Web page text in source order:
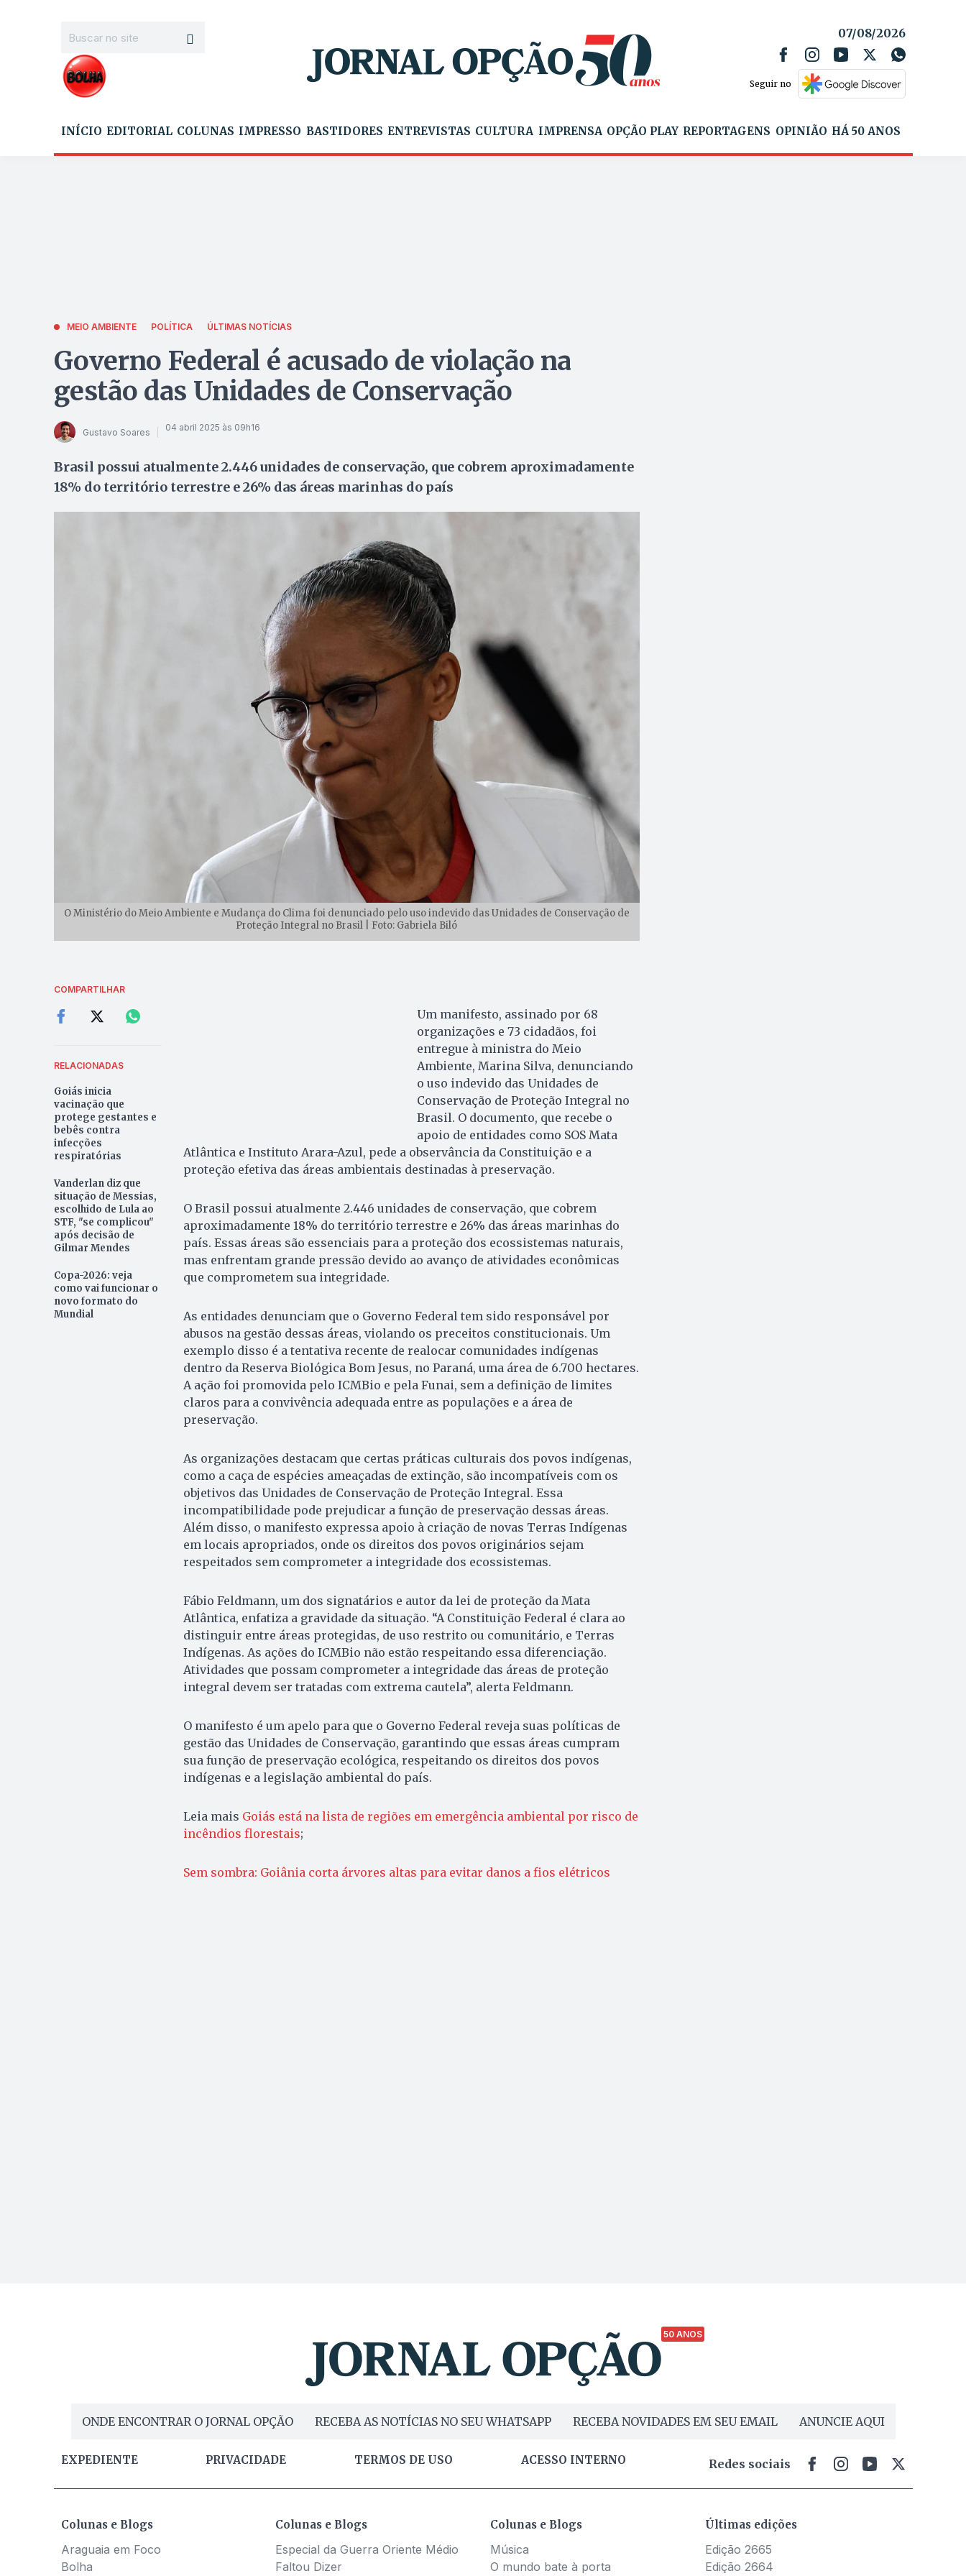
07/08/2026
Seguir no
INÍCIO EDITORIAL COLUNAS IMPRESSO BASTIDORES ENTREVISTAS CULTURA IMPRENSA OPÇÃO PLAY REPORTAGENS OPINIÃO HÁ 50 ANOS
MEIO AMBIENTE POLÍTICA ÚLTIMAS NOTÍCIAS
Governo Federal é acusado de violação na
gestão das Unidades de Conservação
Gustavo Soares 04 abril 2025 às 09h16
Brasil possui atualmente 2.446 unidades de conservação, que cobrem aproximadamente
18% do território terrestre e 26% das áreas marinhas do país
O Ministério do Meio Ambiente e Mudança do Clima foi denunciado pelo uso indevido das Unidades de Conservação de
Proteção Integral no Brasil | Foto: Gabriela Biló
COMPARTILHAR
RELACIONADAS
Goiás inicia
vacinação que
protege gestantes e
bebês contra
infecções
respiratórias
Vanderlan diz que
situação de Messias,
escolhido de Lula ao
STF, "se complicou"
após decisão de
Gilmar Mendes
Copa-2026: veja
como vai funcionar o
novo formato do
Mundial
Um manifesto, assinado por 68
organizações e 73 cidadãos, foi
entregue à ministra do Meio
Ambiente, Marina Silva, denunciando
o uso indevido das Unidades de
Conservação de Proteção Integral no
Brasil. O documento, que recebe o
apoio de entidades como SOS Mata
Atlântica e Instituto Arara-Azul, pede a observância da Constituição e a
proteção efetiva das áreas ambientais destinadas à preservação.
O Brasil possui atualmente 2.446 unidades de conservação, que cobrem
aproximadamente 18% do território terrestre e 26% das áreas marinhas do
país. Essas áreas são essenciais para a proteção dos ecossistemas naturais,
mas enfrentam grande pressão devido ao avanço de atividades econômicas
que comprometem sua integridade.
As entidades denunciam que o Governo Federal tem sido responsável por
abusos na gestão dessas áreas, violando os preceitos constitucionais. Um
exemplo disso é a tentativa recente de realocar comunidades indígenas
dentro da Reserva Biológica Bom Jesus, no Paraná, uma área de 6.700 hectares.
A ação foi promovida pelo ICMBio e pela Funai, sem a definição de limites
claros para a convivência adequada entre as populações e a área de
preservação.
As organizações destacam que certas práticas culturais dos povos indígenas,
como a caça de espécies ameaçadas de extinção, são incompatíveis com os
objetivos das Unidades de Conservação de Proteção Integral. Essa
incompatibilidade pode prejudicar a função de preservação dessas áreas.
Além disso, o manifesto expressa apoio à criação de novas Terras Indígenas
em locais apropriados, onde os direitos dos povos originários sejam
respeitados sem comprometer a integridade dos ecossistemas.
Fábio Feldmann, um dos signatários e autor da lei de proteção da Mata
Atlântica, enfatiza a gravidade da situação. “A Constituição Federal é clara ao
distinguir entre áreas protegidas, de uso restrito ou comunitário, e Terras
Indígenas. As ações do ICMBio não estão respeitando essa diferenciação.
Atividades que possam comprometer a integridade das áreas de proteção
integral devem ser tratadas com extrema cautela”, alerta Feldmann.
O manifesto é um apelo para que o Governo Federal reveja suas políticas de
gestão das Unidades de Conservação, garantindo que essas áreas cumpram
sua função de preservação ecológica, respeitando os direitos dos povos
indígenas e a legislação ambiental do país.
Leia mais Goiás está na lista de regiões em emergência ambiental por risco de
incêndios florestais;
Sem sombra: Goiânia corta árvores altas para evitar danos a fios elétricos
50 ANOS
ONDE ENCONTRAR O JORNAL OPÇÃO RECEBA AS NOTÍCIAS NO SEU WHATSAPP RECEBA NOVIDADES EM SEU EMAIL ANUNCIE AQUI
EXPEDIENTE PRIVACIDADE TERMOS DE USO ACESSO INTERNO Redes sociais
Colunas e Blogs
Araguaia em Foco
Bolha
Colunas e Blogs
Especial da Guerra Oriente Médio
Faltou Dizer
Colunas e Blogs
Música
O mundo bate à porta
Últimas edições
Edição 2665
Edição 2664